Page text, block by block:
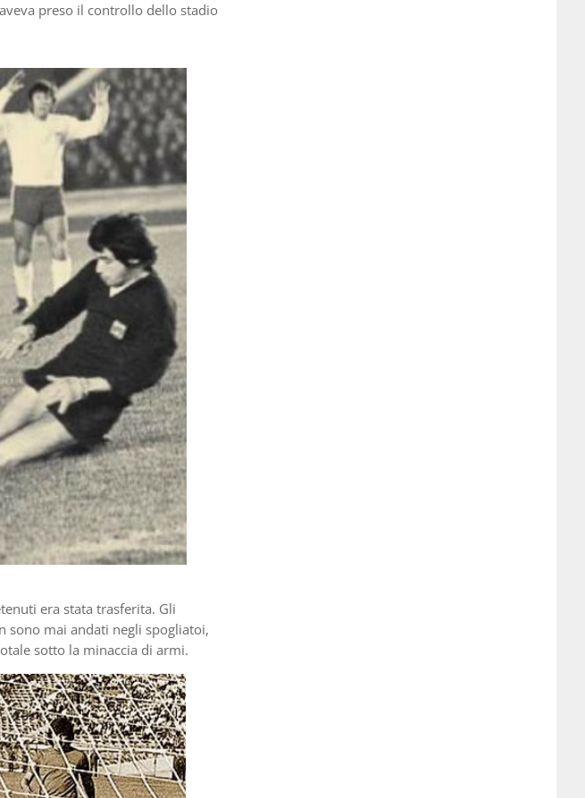
preso il controllo dello stadio
era stata trasferita. Gli
sono mai andati negli spogliatoi,
sotto la minaccia di armi.